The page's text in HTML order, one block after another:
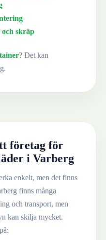
skräp
? Det kan
företag för
i Varberg
enkelt, men det finns
finns många
och transport, men
kan skilja mycket.